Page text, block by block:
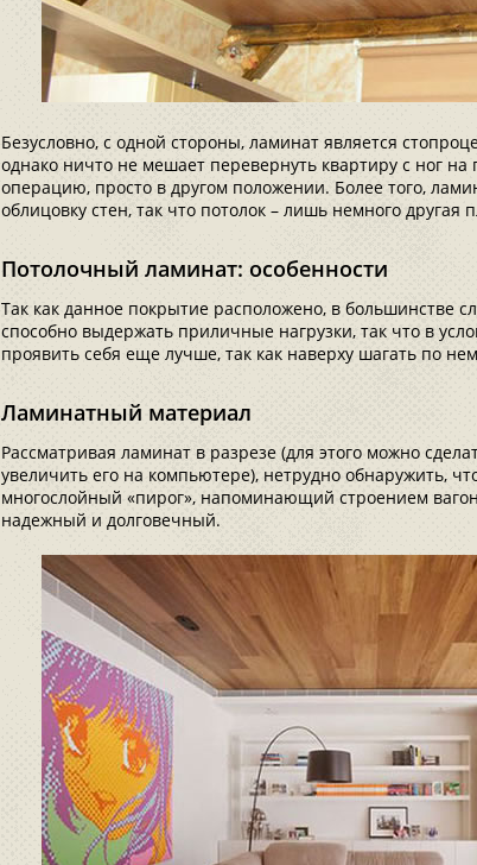
Безусловно, с одной стороны, ламинат является
однако ничто не мешает перевернуть квартиру с ног на
операцию, просто в другом положении. Более того,
облицовку стен, так что потолок – лишь немного другая
Потолочный ламинат: особенности
Так как данное покрытие расположено, в большинстве
способно выдержать приличные нагрузки, так что в
проявить себя еще лучше, так как наверху шагать по
Ламинатный материал
Рассматривая ламинат в разрезе (для этого можно
увеличить его на компьютере), нетрудно обнаружить,
многослойный «пирог», напоминающий строением
надежный и долговечный.